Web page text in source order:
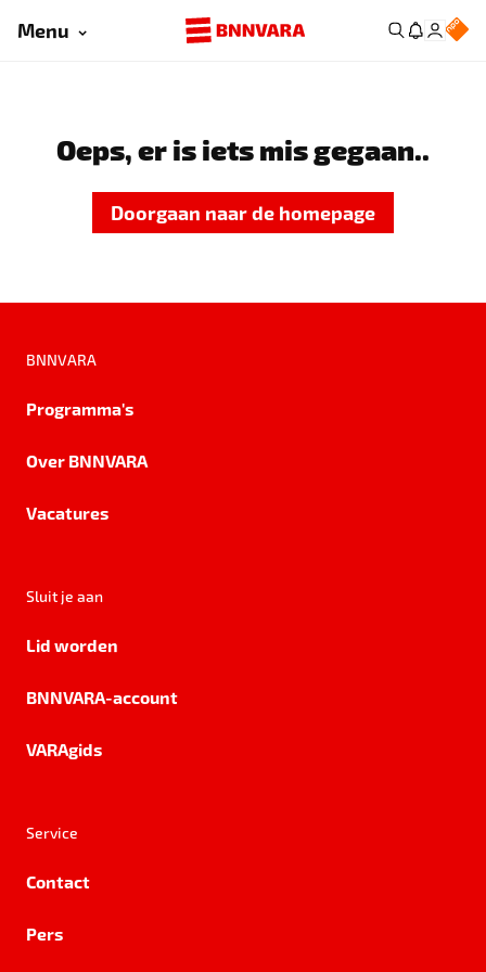
Menu
Oeps, er is iets mis gegaan..
Doorgaan naar de homepage
BNNVARA
Programma's
Over BNNVARA
Vacatures
Sluit je aan
Lid worden
BNNVARA-account
VARAgids
Service
Contact
Pers